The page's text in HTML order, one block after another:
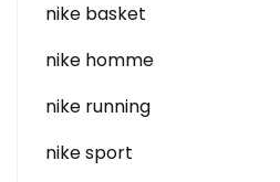
nike basket
nike homme
nike running
nike sport